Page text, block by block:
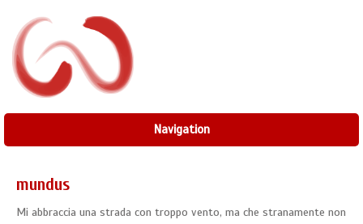
Navigation
mundus
Mi abbraccia una strada con troppo vento, ma che stranamente non